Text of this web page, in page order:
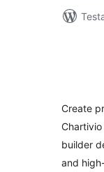
Create
builder
and